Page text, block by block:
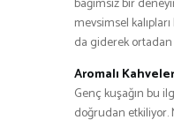
mevsimsel kalıpları
da giderek ortadan
Aromalı
Genç kuşağın bu
doğrudan etkiliyor.